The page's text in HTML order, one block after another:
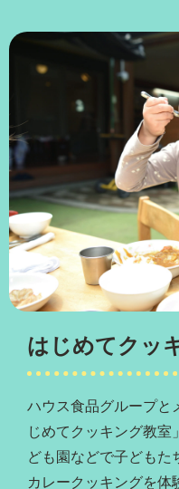
はじめてクッ
ハウス食品グループと
じめてクッキング教室
ども園などで子どもた
カレークッキングを体